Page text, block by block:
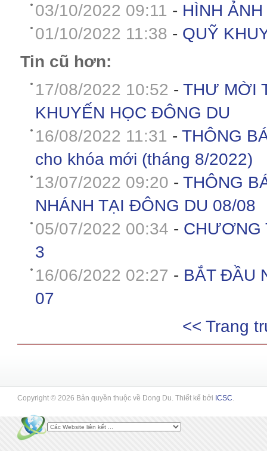
03/10/2022 09:11 - HÌNH
01/10/2022 11:38 - QUỸ
Tin cũ hơn:
17/08/2022 10:52 - THƯ MỜI
KHUYẾN HỌC ĐÔNG DU
16/08/2022 11:31 - THÔNG
cho khóa mới (tháng 8/2022)
13/07/2022 09:20 - THÔNG
NHÁNH TẠI ĐÔNG DU 08/08
05/07/2022 00:34 - CHƯƠNG
3
16/06/2022 02:27 - BẮT ĐẦU
07
<< Trang
Copyright © 2026 Bản quyền thuộc về Dong Du. Thiết kế bởi ICSC.